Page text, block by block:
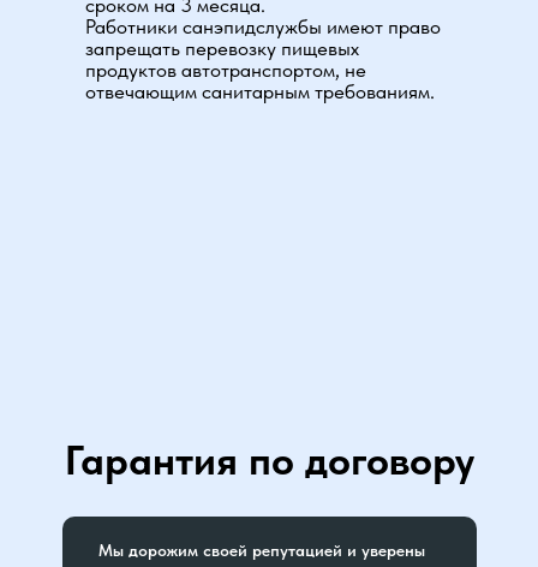
сроком на 3 месяца.
Работники санэпидслужбы имеют право
запрещать перевозку пищевых
продуктов автотранспортом, не
отвечающим санитарным требованиям.
Гарантия по договору
Мы дорожим своей репутацией и уверены